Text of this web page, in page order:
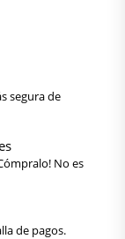
segura de
No es
de pagos.